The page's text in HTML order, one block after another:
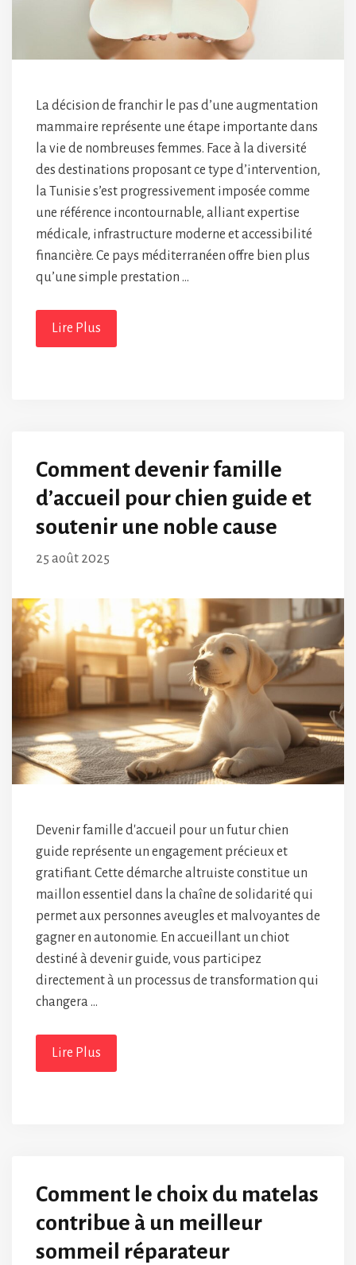
La décision de franchir le pas d’une augmentation
mammaire représente une étape importante dans
la vie de nombreuses femmes. Face à la diversité
des destinations proposant ce type d’intervention,
la Tunisie s’est progressivement imposée comme
une référence incontournable, alliant expertise
médicale, infrastructure moderne et accessibilité
financière. Ce pays méditerranéen offre bien plus
qu’une simple prestation …
Lire Plus
Comment devenir famille
d’accueil pour chien guide et
soutenir une noble cause
25 août 2025
Devenir famille d'accueil pour un futur chien
guide représente un engagement précieux et
gratifiant. Cette démarche altruiste constitue un
maillon essentiel dans la chaîne de solidarité qui
permet aux personnes aveugles et malvoyantes de
gagner en autonomie. En accueillant un chiot
destiné à devenir guide, vous participez
directement à un processus de transformation qui
changera …
Lire Plus
Comment le choix du matelas
contribue à un meilleur
sommeil réparateur